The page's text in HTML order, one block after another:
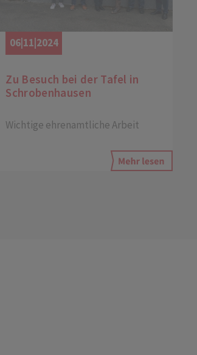
06|11|2024
Zu Besuch bei der Tafel in
Schrobenhausen
Wichtige ehrenamtliche Arbeit